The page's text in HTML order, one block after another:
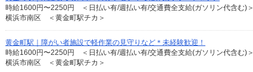
時給1600円〜2250円 ＜日払い有/週払い有/交通費全支給(ガソリン代含む)＞
横浜市南区 ＜黄金町駅チカ＞
黄金町駅｜障がい者施設で軽作業の見守りなど＊未経験歓迎！
時給1600円〜2250円 ＜日払い有/週払い有/交通費全支給(ガソリン代含む)＞
横浜市南区 ＜黄金町駅チカ＞